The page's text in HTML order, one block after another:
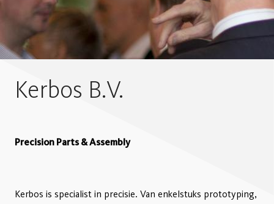
Kerbos B.V.
Precision Parts & Assembly
Kerbos is specialist in precisie. Van enkelstuks prototyping,